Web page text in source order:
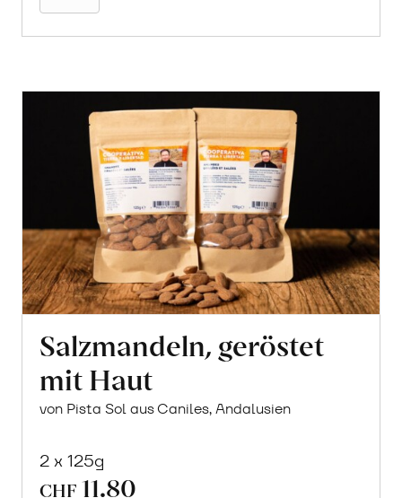
Salzmandeln, geröstet
mit Haut
von Pista Sol aus Caniles, Andalusien
2 x 125g
CHF 11.80